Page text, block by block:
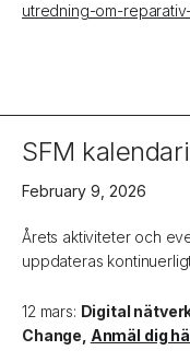
utredning-om-
SFM
February 9, 2026
Årets aktiviteter och
uppdateras
12 mars: Digital
Change, Anmäl dig